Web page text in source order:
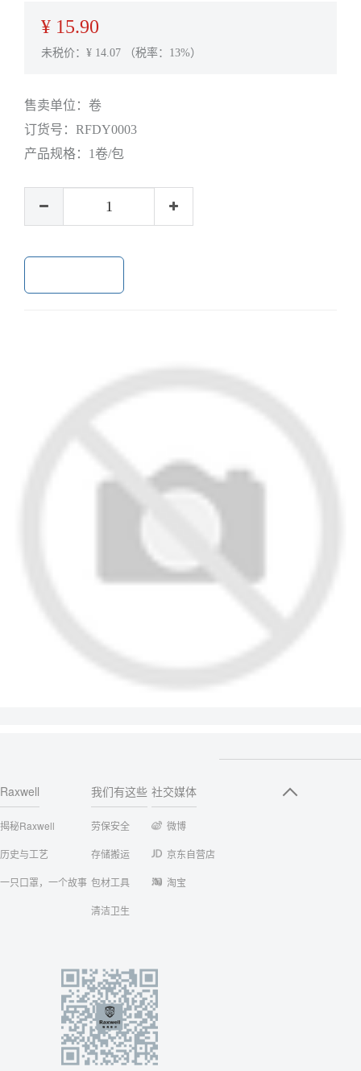
¥ 15.90
未税价：¥ 14.07 （税率：13%）
售卖单位： 卷
订货号： RFDY0003
产品规格： 1卷/包
Raxwell
揭秘Raxwell
历史与工艺
一只口罩，一个故事
我们有这些
劳保安全
存储搬运
包材工具
清洁卫生
社交媒体
微博
京东自营店
淘宝